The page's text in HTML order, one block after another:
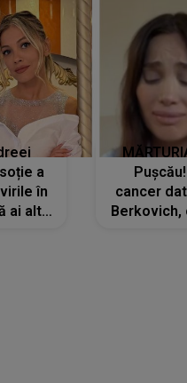
a
în
ai altă
cancer
Berkovich,